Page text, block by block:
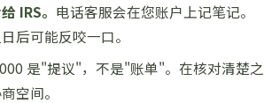
IRS。 电话客服会在您账户上记笔记。
后可能反咬一口。
是"提议"，不是"账单"。在核对清楚之
空间。